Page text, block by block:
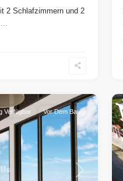
2 Schlafzimmern und 2
Weiter
Verfügbar Vor Dem Bau